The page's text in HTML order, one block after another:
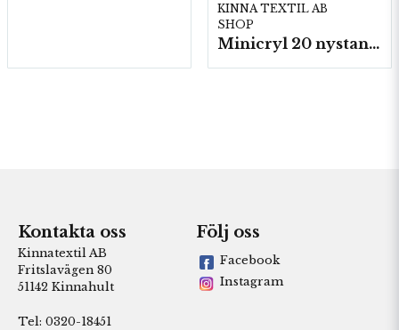
KINNA TEXTIL AB
SHOP
Minicryl 20 nystan a25g./fp.
Kontakta oss
Kinnatextil AB
Fritslavägen 80
51142 Kinnahult
Tel: 0320-18451
Följ oss
Facebook
Instagram